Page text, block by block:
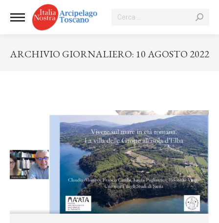
Cerca:
ARCHIVIO GIORNALIERO: 10 AGOSTO 2022